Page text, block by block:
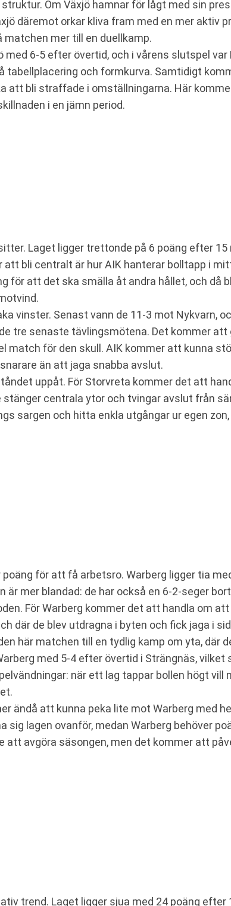
Om Växjö hamnar för lågt med sin
däremot orkar kliva fram med en mer aktiv
mer till en duellkamp.
6-5 efter övertid, och i vårens slutspel var
och formkurva. Samtidigt
att bli straffade i omställningarna. Här
i en jämn period.
Laget ligger trettonde på 6 poäng efter
bli centralt är hur AIK hanterar bolltapp i
för att det ska smälla åt andra hållet, och då
vinster. Senast vann de 11-3 mot Nykvarn,
tre senaste tävlingsmötena. Det kommer att
för den skull. AIK kommer att kunna
än att jaga snabba avslut.
uppåt. För Storvreta kommer det att
centrala ytor och tvingar avslut från
sargen och hitta enkla utgångar ur egen
för att få arbetsro. Warberg ligger tia
mer blandad: de har också en 6-2-seger
För Warberg kommer det att handla om att
där de blev utdragna i byten och fick jaga i
här matchen till en tydlig kamp om yta, där
med 5-4 efter övertid i Strängnäs, vilket
när ett lag tappar bollen högt vill
ändå att kunna peka lite mot Warberg med
lagen ovanför, medan Warberg behöver
avgöra säsongen, men det kommer att
trend. Laget ligger sjua med 24 poäng efter